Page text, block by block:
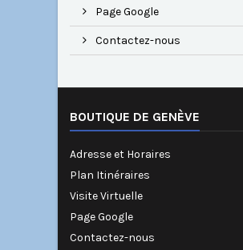
Page Google
Contactez-nous
BOUTIQUE DE GENÈVE
Adresse et Horaires
Plan Itinéraires
Visite Virtuelle
Page Google
Contactez-nous